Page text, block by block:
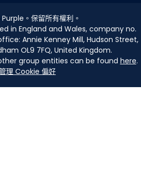
Purple。保留所有權利。
in England and Wales, company no.
Annie Kenney Mill, Hudson Street,
OL9 7FQ, United Kingdom.
group entities can be found here.
理 Cookie 偏好